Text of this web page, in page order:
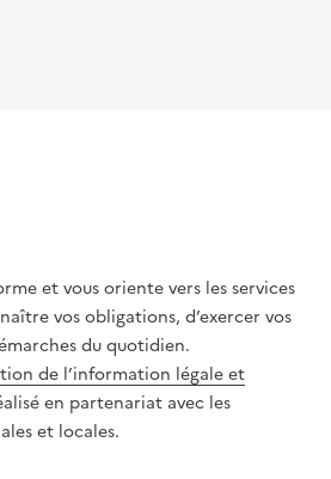
et vous oriente vers les services
vos obligations, d’exercer vos
du quotidien.
de l’information légale et
en partenariat avec les
et locales.